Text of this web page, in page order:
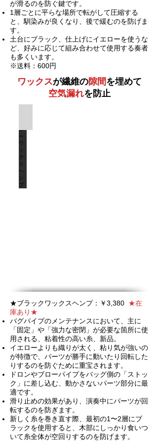
が滑るのを防ぐ鍵です。
1層ごとに平らな場所で転がして圧縮する
と、馴染みが良くなり、後で緩むのを防げま
す。
土台にブラック、仕上げにイエローを使うな
ど、好みに応じて組み合わせて使用する奏者
も多くいます。
※送料：600円
ワックスが繊維の隙間を埋めて
空気漏れを防止
★ブラックワックスヘンプ：￥3,380 ★在
庫あり★
バグパイプのメンテナンスにおいて、主に
「固定」や「強力な密閉」が必要な箇所に使
用される、粘着性の高い糸、新品。
イエローよりも織りが太く、粘り気が強いの
が特徴で、パーツが勝手に動いたり回転した
りするのを防ぐために重宝されます。
ドロンやブローパイプをバッグ側の「ストッ
ク」に差し込む、動かさないパーツ部分に最
適です。
滑り止めの効果があり、演奏中にパーツが回
転するのを防ぎます。
新しく糸を巻き直す際、最初の1〜2層にブ
ラックを使用すると、木部にしっかり食いつ
いて糸全体が空回りするのを防げます。